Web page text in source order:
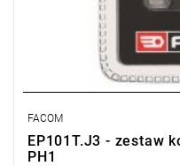
FACOM
EP101T.J3 - zestaw
PH1